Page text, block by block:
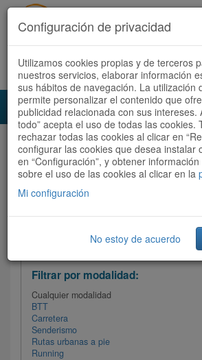
Acceder Registrate ahora
Audioruta Todas las rutas
Todas las rutas
Ordenar
Filtrar las rutas
Filtrar por modalidad:
Cualquier modalidad
BTT
Carretera
Senderismo
Rutas urbanas a pie
Running
Configuración de privacidad
Utilizamos cookies propias y de terceros
nuestros servicios, elaborar información
sus hábitos de navegación. La utilización
permite personalizar el contenido que
publicidad relacionada con sus intereses.
todo” acepta el uso de todas las cookies.
rechazar todas las cookies al clicar en
configurar las cookies que desea instalar
en “Configuración”, y obtener
sobre el uso de las cookies al clicar en la
Mi configuración
No estoy de acuerdo